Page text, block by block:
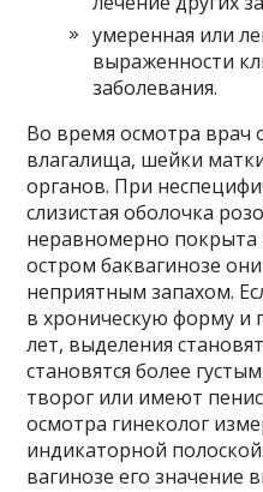
умеренная или
выраженности
заболевания.
Во время осмотра врач
влагалища, шейки
органов. При
слизистая оболочка
неравномерно
остром баквагинозе
неприятным запахом.
в хроническую форму и
лет, выделения
становятся более
творог или имеют
осмотра гинеколог
индикаторной
вагинозе его значение